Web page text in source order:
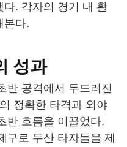
다. 각자의 경기 내 활
본다.
성과
반 공격에서 두드러진
정확한 타격과 외야
반 흐름을 이끌었다.
구로 두산 타자들을 제